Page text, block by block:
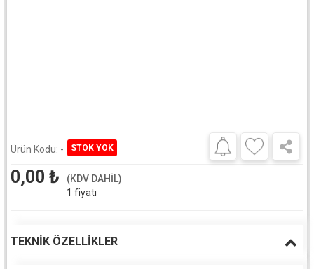
Ürün Kodu: -
0,00 ₺
(KDV DAHİL)
1 fiyatı
TEKNIK ÖZELLIKLER